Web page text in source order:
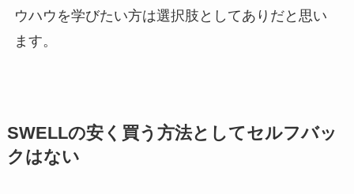
ウハウを学びたい方は選択肢としてありだと思い
ます。
SWELLの安く買う方法としてセルフバッ
クはない